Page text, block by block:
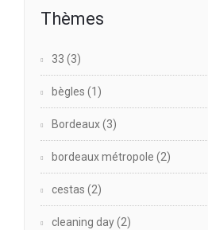
Thèmes
33 (3)
bègles (1)
Bordeaux(3)
bordeaux métropole (2)
cestas (2)
cleaning day(2)